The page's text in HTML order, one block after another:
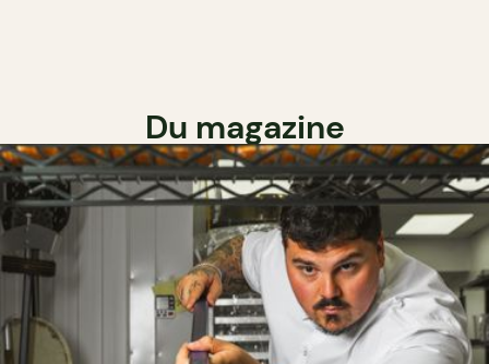
Du magazine